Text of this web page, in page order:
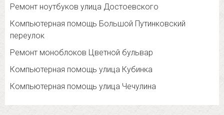
Ремонт ноутбуков улица Достоевского
Компьютерная помощь Большой Путинковский
переулок
Ремонт моноблоков Цветной бульвар
Компьютерная помощь улица Кубинка
Компьютерная помощь улица Чечулина